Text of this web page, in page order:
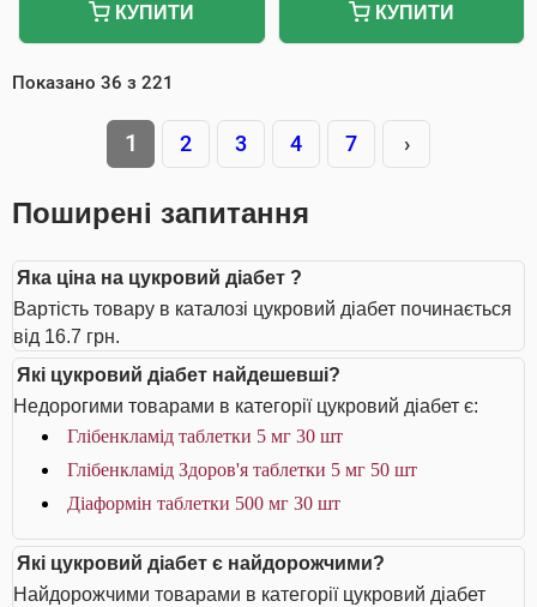
КУПИТИ КУПИТИ
Показано 36 з 221
1 2 3 4 7 ›
Поширені запитання
Яка ціна на цукровий діабет ?
Вартість товару в каталозі цукровий діабет починається
від 16.7 грн.
Які цукровий діабет найдешевші?
Недорогими товарами в категорії цукровий діабет є:
Глібенкламід таблетки 5 мг 30 шт
Глібенкламід Здоров'я таблетки 5 мг 50 шт
Діаформін таблетки 500 мг 30 шт
Які цукровий діабет є найдорожчими?
Найдорожчими товарами в категорії цукровий діабет